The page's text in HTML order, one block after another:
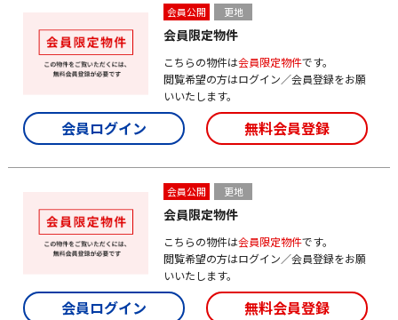
会員公開 更地
会員限定物件
こちらの物件は会員限定物件です。
閲覧希望の方はログイン／会員登録をお願
いいたします。
会員ログイン 無料会員登録
会員公開 更地
会員限定物件
こちらの物件は会員限定物件です。
閲覧希望の方はログイン／会員登録をお願
いいたします。
会員ログイン 無料会員登録